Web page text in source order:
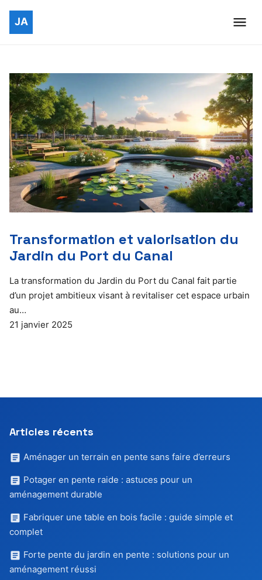
Transformation et valorisation du
Jardin du Port du Canal
La transformation du Jardin du Port du Canal fait partie
d’un projet ambitieux visant à revitaliser cet espace urbain
au…
21 janvier 2025
Articles récents
Aménager un terrain en pente sans faire d’erreurs
Potager en pente raide : astuces pour un
aménagement durable
Fabriquer une table en bois facile : guide simple et
complet
Forte pente du jardin en pente : solutions pour un
aménagement réussi